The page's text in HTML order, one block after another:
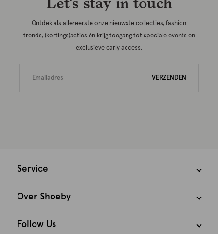
Ontdek als allereerste onze nieuwste collecties, fashion
trends, (kortings)acties én krijg toegang tot speciale events en
exclusieve early access.
VERZENDEN
Service
Over Shoeby
Follow Us